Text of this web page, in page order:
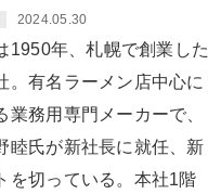
2024.05.30
年、札幌で創業した
。有名ラーメン店中心に
業務用専門メーカーで、
睦氏が新社長に就任、新
を切っている。本社1階